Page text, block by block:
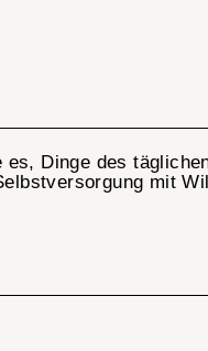
es, Dinge des
mit